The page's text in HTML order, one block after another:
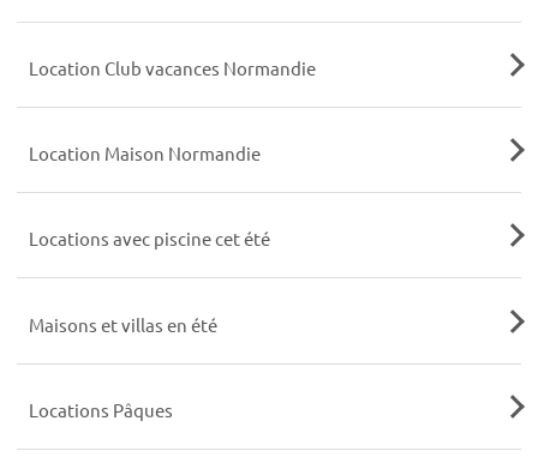
Location Club vacances Normandie
Location Maison Normandie
Locations avec piscine cet été
Maisons et villas en été
Locations Pâques